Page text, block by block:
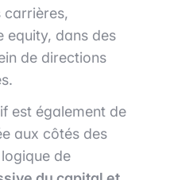
carrières,
equity, dans des
de directions
est également de
aux côtés des
de